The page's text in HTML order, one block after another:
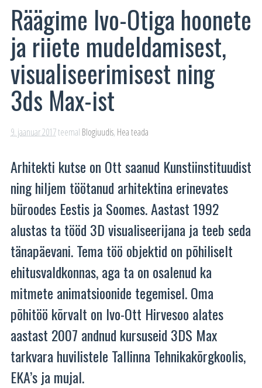
Räägime Ivo-Otiga hoonete
ja riiete mudeldamisest,
visualiseerimisest ning
3ds Max-ist
9. jaanuar 2017teemal Blogiuudis, Hea teada
Arhitekti kutse on Ott saanud Kunstiinstituudist
ning hiljem töötanud arhitektina erinevates
büroodes Eestis ja Soomes. Aastast 1992
alustas ta tööd 3D visualiseerijana ja teeb seda
tänapäevani. Tema töö objektid on põhiliselt
ehitusvaldkonnas, aga ta on osalenud ka
mitmete animatsioonide tegemisel. Oma
põhitöö kõrvalt on Ivo-Ott Hirvesoo alates
aastast 2007 andnud kursuseid 3DS Max
tarkvara huvilistele Tallinna Tehnikakõrgkoolis,
EKA’s ja mujal.